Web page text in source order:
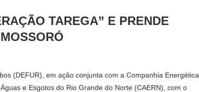
TAREGA” E PRENDE
(DEFUR), em ação conjunta com a Companhia Energética
e Esgotos do Rio Grande do Norte (CAERN), com o